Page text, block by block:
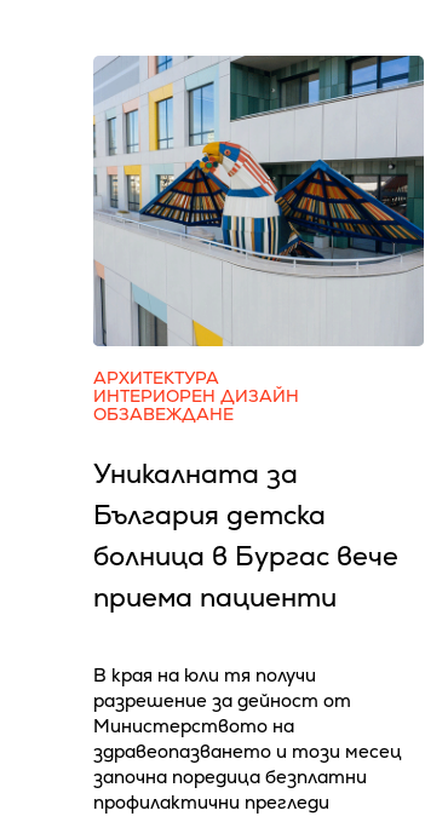
АРХИТЕКТУРА
ИНТЕРИОРЕН ДИЗАЙН
ОБЗАВЕЖДАНЕ
Уникалната за
България детска
болница в Бургас вече
приема пациенти
В края на юли тя получи
разрешение за дейност от
Министерството на
здравеопазването и този месец
започна поредица безплатни
профилактични прегледи